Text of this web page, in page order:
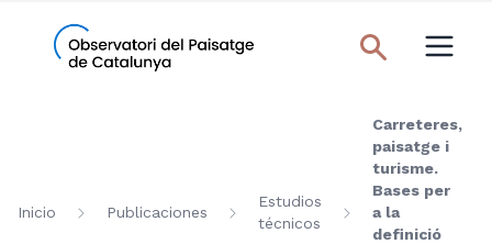
Inicio Publicaciones
Estudios
técnicos
Carreteres,
paisatge i
turisme.
Bases per
a la
definició